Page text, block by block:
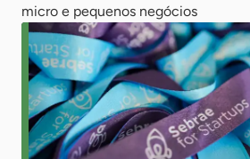
micro e pequenos negócios